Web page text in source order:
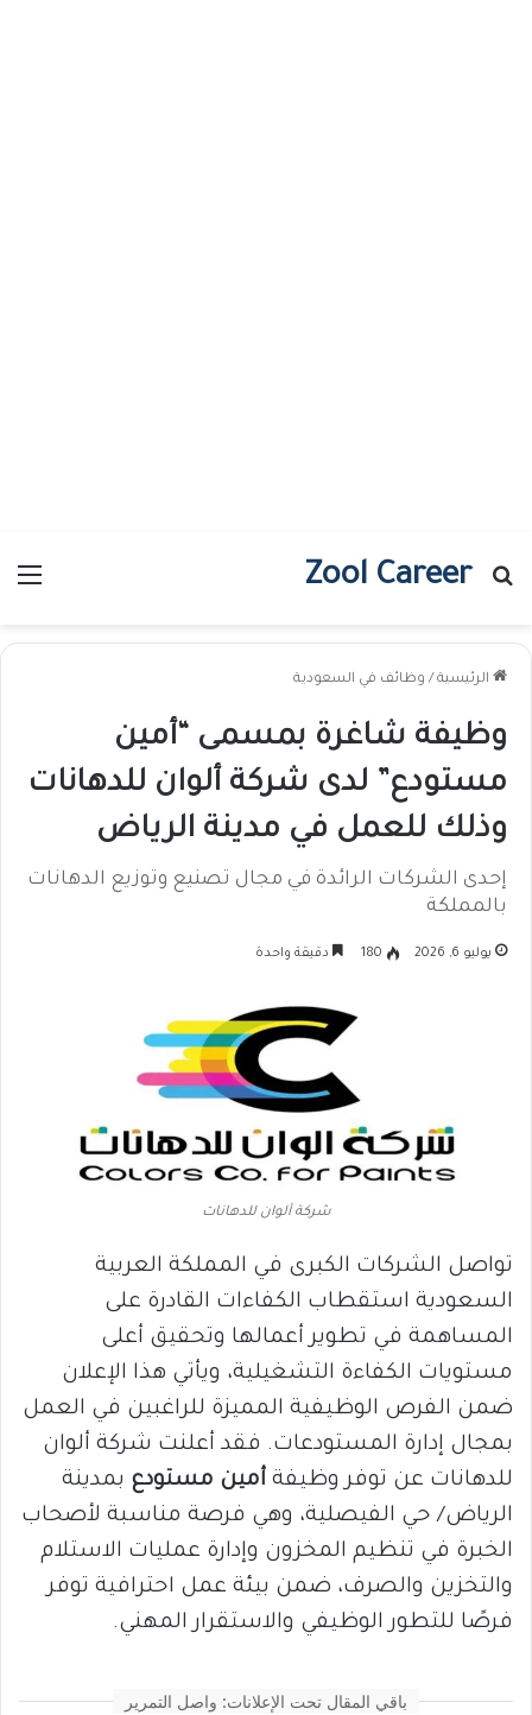
Zool Career
بحث عن
الرئيسية / وظائف في السعودية
وظيفة شاغرة بمسمى “أمين
مستودع” لدى شركة ألوان للدهانات
وذلك للعمل في مدينة الرياض
إحدى الشركات الرائدة في مجال تصنيع وتوزيع الدهانات
بالمملكة
يوليو 6, 2026 180 دقيقة واحدة
شركة ألوان للدهانات
تواصل الشركات الكبرى في المملكة العربية
السعودية استقطاب الكفاءات القادرة على
المساهمة في تطوير أعمالها وتحقيق أعلى
مستويات الكفاءة التشغيلية، ويأتي هذا الإعلان
ضمن الفرص الوظيفية المميزة للراغبين في العمل
بمجال إدارة المستودعات. فقد أعلنت شركة ألوان
للدهانات عن توفر وظيفة أمين مستودع بمدينة
الرياض/ حي الفيصلية، وهي فرصة مناسبة لأصحاب
الخبرة في تنظيم المخزون وإدارة عمليات الاستلام
والتخزين والصرف، ضمن بيئة عمل احترافية توفر
فرصًا للتطور الوظيفي والاستقرار المهني.
باقي المقال تحت الإعلانات: واصل التمرير